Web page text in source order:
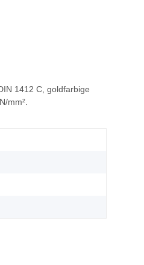
1412 C, goldfarbige
mm².